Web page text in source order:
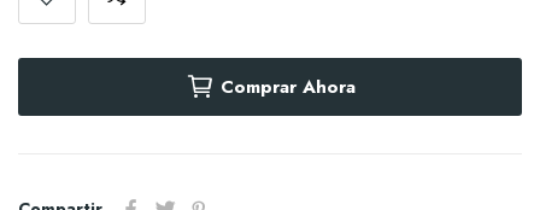
Comprar Ahora